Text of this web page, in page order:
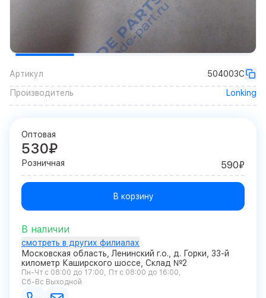
Артикул
504003C
Производитель
Lonking
Оптовая
530₽
Розничная 590₽
В корзину
В наличии
смотреть в других филиалах
Московская область, Ленинский г.о., д. Горки, 33-й
километр Каширского шоссе, Склад №2
Пн-Чт с 08:00 до 17:00
Пт с 08:00 до 16:00
Сб-Вс Выходной